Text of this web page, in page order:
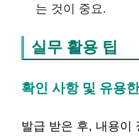
는 것이 중요.
실무 활용 팁
확인 사항 및 유용
발급 받은 후, 내용이